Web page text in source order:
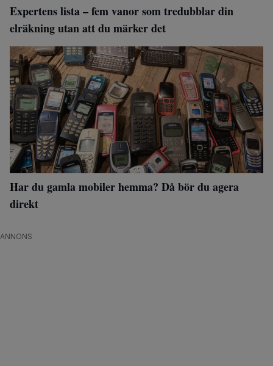
Expertens lista – fem vanor som tredubblar din
elräkning utan att du märker det
Har du gamla mobiler hemma? Då bör du agera
direkt
ANNONS